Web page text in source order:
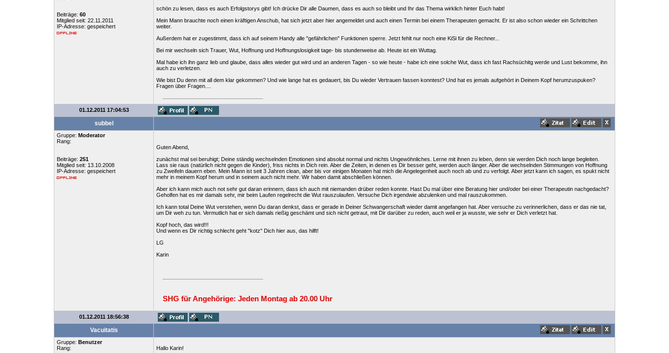
Beiträge: 60
Mitglied seit: 22.11.2011
IP-Adresse: gespeichert
schön zu lesen, dass es auch Erfolgstorys gibt! Ich drücke Dir alle Daumen, dass es auch so bleibt und Ihr das Thema wirklich hinter Euch habt!
Mein Mann brauchte noch einen kräftigen Anschub, hat sich jetzt aber hier angemeldet und auch einen Termin bei einem Therapeuten gemacht. Er ist also schon wieder ein Schrittchen
weiter.
Außerdem hat er zugestimmt, dass ich auf seinem Handy alle "gefährlichen" Funktionen sperre. Jetzt fehlt nur noch eine KiSi für die Rechner...
Bei mir wechseln sich Trauer, Wut, Hoffnung und Hoffnungslosigkeit tage- bis stundenweise ab. Heute ist ein Wuttag.
Mal habe ich ihn ganz lieb und glaube, dass alles wieder gut wird und an anderen Tagen - so wie heute - habe ich eine solche Wut, dass ich fast Rachsüchitg werde und Lust bekomme, ihn
auch zu verletzen.
Wie bist Du denn mit all dem klar gekommen? Und wie lange hat es gedauert, bis Du wieder Vertrauen fassen konntest? Und hat es jemals aufgehört in Deinem Kopf herumzuspuken?
Fragen über Fragen....
01.12.2011 17:04:53
subbel
Gruppe: Moderator
Rang:
Beiträge: 251
Mitglied seit: 13.10.2008
IP-Adresse: gespeichert
Guten Abend,
zunächst mal sei beruhigt; Deine ständig wechselnden Emotionen sind absolut normal und nichts Ungewöhnliches. Lerne mit ihnen zu leben, denn sie werden Dich noch lange begleiten.
Lass sie raus (natürlich nicht gegen die Kinder), friss nichts in Dich rein. Aber die Zeiten, in denen es Dir besser geht, werden auch länger. Aber die wechselnden Stimmungen von Hoffnung
zu Zweifeln dauern eben. Mein Mann ist seit 3 Jahren clean, aber bis vor einigen Monaten hat mich die Angelegenheit auch noch ab und zu verfolgt. Aber jetzt kann ich sagen, es spukt nicht
mehr in meinem Kopf herum und in seinem auch nicht mehr. Wir haben damit abschließen können.
Aber ich kann mich auch not sehr gut daran erinnern, dass ich auch mit niemanden drüber reden konnte. Hast Du mal über eine Beratung hier und/oder bei einer Therapeutin nachgedacht?
Geholfen hat es mir damals sehr, mir beim Laufen regelrecht die Wut rauszulaufen. Versuche Dich irgendwie abzulenken und mal rauszukommen.
Ich kann total Deine Wut verstehen, wenn Du daran denkst, dass er gerade in Deiner Schwangerschaft wieder damit angefangen hat. Aber versuche zu verinnerlichen, dass er das nie tat,
um Dir weh zu tun. Vermutlich hat er sich damals rießig geschämt und sich nicht getraut, mit Dir darüber zu reden, auch weil er ja wusste, wie sehr er Dich verletzt hat.
Kopf hoch, das wird!!!
Und wenn es Dir richtig schlecht geht "kotz" Dich hier aus, das hilft!
LG
Karin
SHG für Angehörige: Jeden Montag ab 20.00 Uhr
01.12.2011 18:56:38
Vacuitatis
Gruppe: Benutzer
Rang:
Hallo Karin!